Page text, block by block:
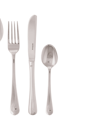
Wedgwood